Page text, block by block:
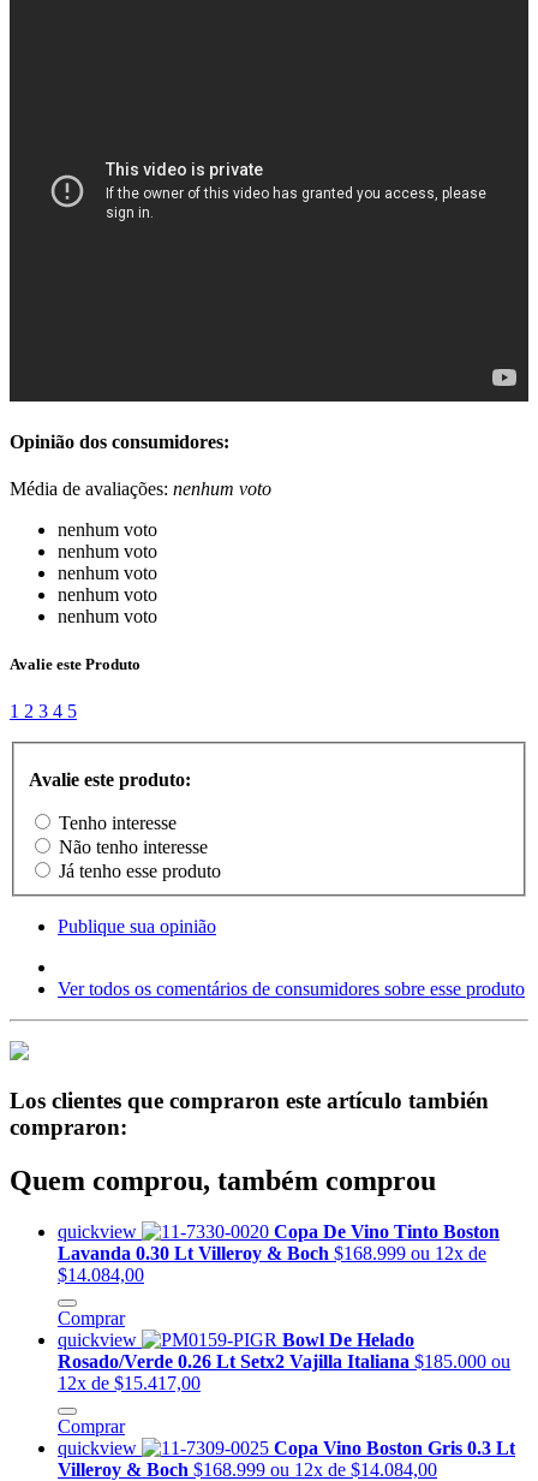
Opinião dos consumidores:
Média de avaliações: nenhum voto
nenhum voto
nenhum voto
nenhum voto
nenhum voto
nenhum voto
Avalie este Produto
1 2 3 4 5
Avalie este produto:
Tenho interesse
Não tenho interesse
Já tenho esse produto
Publique sua opinião
Ver todos os comentários de consumidores sobre esse produto
Los clientes que compraron este artículo también
compraron:
Quem comprou, também comprou
quickview
Copa De Vino Tinto Boston
Lavanda 0.30 Lt Villeroy & Boch $168.999 ou 12x de
$14.084,00
Comprar
quickview
Bowl De Helado
Rosado/Verde 0.26 Lt Setx2 Vajilla Italiana $185.000 ou
12x de $15.417,00
Comprar
quickview
Copa Vino Boston Gris 0.3 Lt
Villeroy & Boch $168.999 ou 12x de $14.084,00